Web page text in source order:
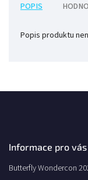
POPIS
Popis produktu
Informace pro vás
Butterfly Wondercon